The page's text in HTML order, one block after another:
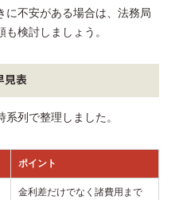
に不安がある場合は、法務局
検討しましょう。
見表
列で整理しました。
ポイント
金利差だけでなく諸費用まで